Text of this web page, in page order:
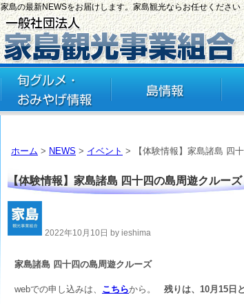
家島の最新NEWSをお届けします。家島観光ならお任せください
ホーム > NEWS > イベント > 【体験情報】家島諸島 四
【体験情報】家島諸島 四十四の島周遊クルー
2022年10月10日 by ieshima
家島諸島 四十四の島周遊クルーズ
webでの申し込みは、 こちらから。 残りは、10月15日